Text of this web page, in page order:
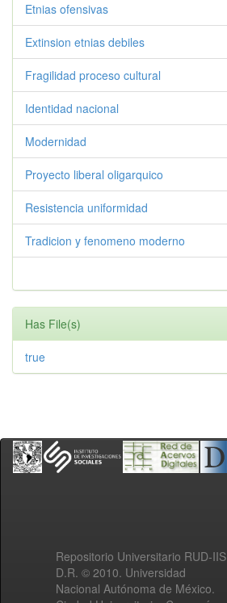
Etnias ofensivas
Extinsion etnias debiles
Fragilidad proceso cultural
Identidad nacional
Modernidad
Proyecto liberal oligarquico
Resistencia uniformidad
Tradicion y fenomeno moderno
Has File(s)
true
Repositorio Universitario RUD-IIS
D.R. © 2010. Universidad
Nacional Autónoma de México.